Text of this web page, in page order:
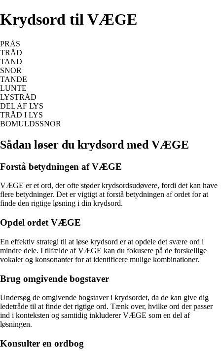
Krydsord til VÆGE
PRÅS
TRÅD
TAND
SNOR
TANDE
LUNTE
LYSTRÅD
DEL AF LYS
TRÅD I LYS
BOMULDSSNOR
Sådan løser du krydsord med VÆGE
Forstå betydningen af VÆGE
VÆGE er et ord, der ofte støder krydsordsudøvere, fordi det kan have
flere betydninger. Det er vigtigt at forstå betydningen af ordet for at
finde den rigtige løsning i din krydsord.
Opdel ordet VÆGE
En effektiv strategi til at løse krydsord er at opdele det svære ord i
mindre dele. I tilfælde af VÆGE kan du fokusere på de forskellige
vokaler og konsonanter for at identificere mulige kombinationer.
Brug omgivende bogstaver
Undersøg de omgivende bogstaver i krydsordet, da de kan give dig
ledetråde til at finde det rigtige ord. Tænk over, hvilke ord der passer
ind i konteksten og samtidig inkluderer VÆGE som en del af
løsningen.
Konsulter en ordbog